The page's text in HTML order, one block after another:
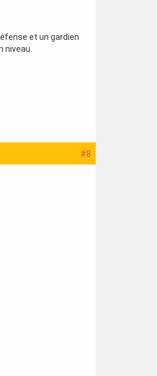
et un gardien
niveau.
#8